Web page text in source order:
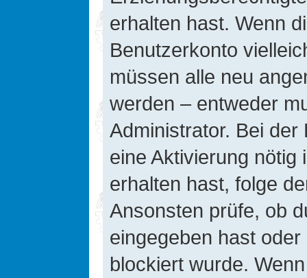
erhalten hast. Wenn
Benutzerkonto
müssen alle neu
werden – entweder
Administrator. Bei
eine Aktivierung nötig
erhalten hast, folge
Ansonsten prüfe, ob
eingegeben hast
blockiert wurde.